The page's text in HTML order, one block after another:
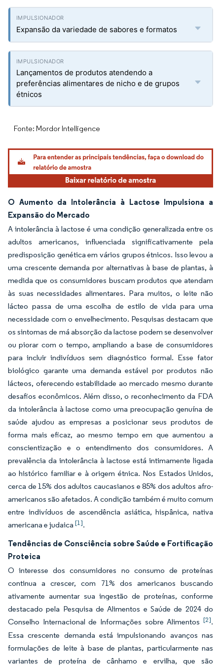
Expansão da variedade de sabores e formatos
Lançamentos de produtos atendendo a
preferências alimentares de nicho e de grupos
étnicos
Fonte: Mordor Intelligence
O Aumento da Intolerância à Lactose Impulsiona a
Expansão do Mercado
A intolerância à lactose é uma condição generalizada entre os
adultos americanos, influenciada significativamente pela
predisposição genética em vários grupos étnicos. Isso levou a
uma crescente demanda por alternativas à base de plantas, à
medida que os consumidores buscam produtos que atendam
às suas necessidades alimentares. Para muitos, o leite não
lácteo passa de uma escolha de estilo de vida para uma
necessidade com o envelhecimento. Pesquisas destacam que
os sintomas de má absorção da lactose podem se desenvolver
ou piorar com o tempo, ampliando a base de consumidores
para incluir indivíduos sem diagnóstico formal. Esse fator
biológico garante uma demanda estável por produtos não
lácteos, oferecendo estabilidade ao mercado mesmo durante
desafios econômicos. Além disso, o reconhecimento da FDA
da intolerância à lactose como uma preocupação genuína de
saúde ajudou as empresas a posicionar seus produtos de
forma mais eficaz, ao mesmo tempo em que aumentou a
conscientização e o entendimento dos consumidores. A
prevalência da intolerância à lactose está intimamente ligada
ao histórico familiar e à origem étnica. Nos Estados Unidos,
cerca de 15% dos adultos caucasianos e 85% dos adultos afro-
americanos são afetados. A condição também é muito comum
entre indivíduos de ascendência asiática, hispânica, nativa
americana e judaica [1].
Tendências de Consciência sobre Saúde e Fortificação
Proteica
O interesse dos consumidores no consumo de proteínas
continua a crescer, com 71% dos americanos buscando
ativamente aumentar sua ingestão de proteínas, conforme
destacado pela Pesquisa de Alimentos e Saúde de 2024 do
Conselho Internacional de Informações sobre Alimentos [2].
Essa crescente demanda está impulsionando avanços nas
formulações de leite à base de plantas, particularmente nas
variantes de proteína de cânhamo e ervilha, que são